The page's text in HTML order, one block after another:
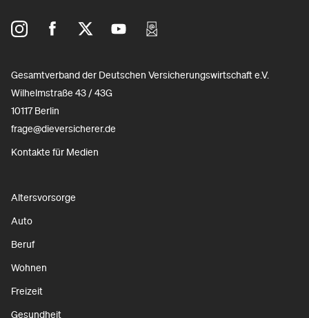
Gesamtverband der Deutschen Versicherungswirtschaft e.V.
Wilhelmstraße 43 / 43G
10117 Berlin
frage@dieversicherer.de
Kontakte für Medien
Altersvorsorge
Auto
Beruf
Wohnen
Freizeit
Gesundheit